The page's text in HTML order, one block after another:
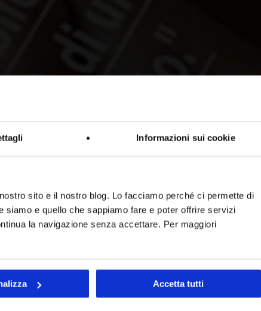
Informazioni sui cookie
sito e il nostro blog. Lo facciamo perché ci permette di
e quello che sappiamo fare e poter offrire servizi
la navigazione senza accettare. Per maggiori
Accetta tutti
informativi
struttura
di Casa di Cura Pederzoli